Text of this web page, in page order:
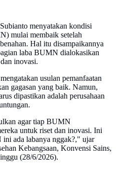
menyatakan kondisi
mulai membaik setelah
Hal itu disampaikannya
laba BUMN dialokasikan
inovasi.
usulan pemanfaatan
gagasan yang baik. Namun,
dipastikan adalah perusahaan
agar tiap BUMN
untuk riset dan inovasi. Ini
ada labanya nggak?," ujar
Kebangsaan, Konvensi Sains,
(28/6/2026).